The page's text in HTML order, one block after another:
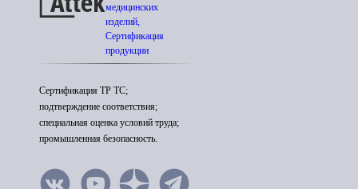
медицинских
изделий,
Сертификация
продукции
Сертификация ТР ТС;
подтверждение соответствия;
специальная оценка условий труда;
промышленная безопасность.